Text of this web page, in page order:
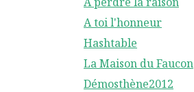
A toi l'honneur
Hashtable
La Maison du Faucon
Démosthène2012